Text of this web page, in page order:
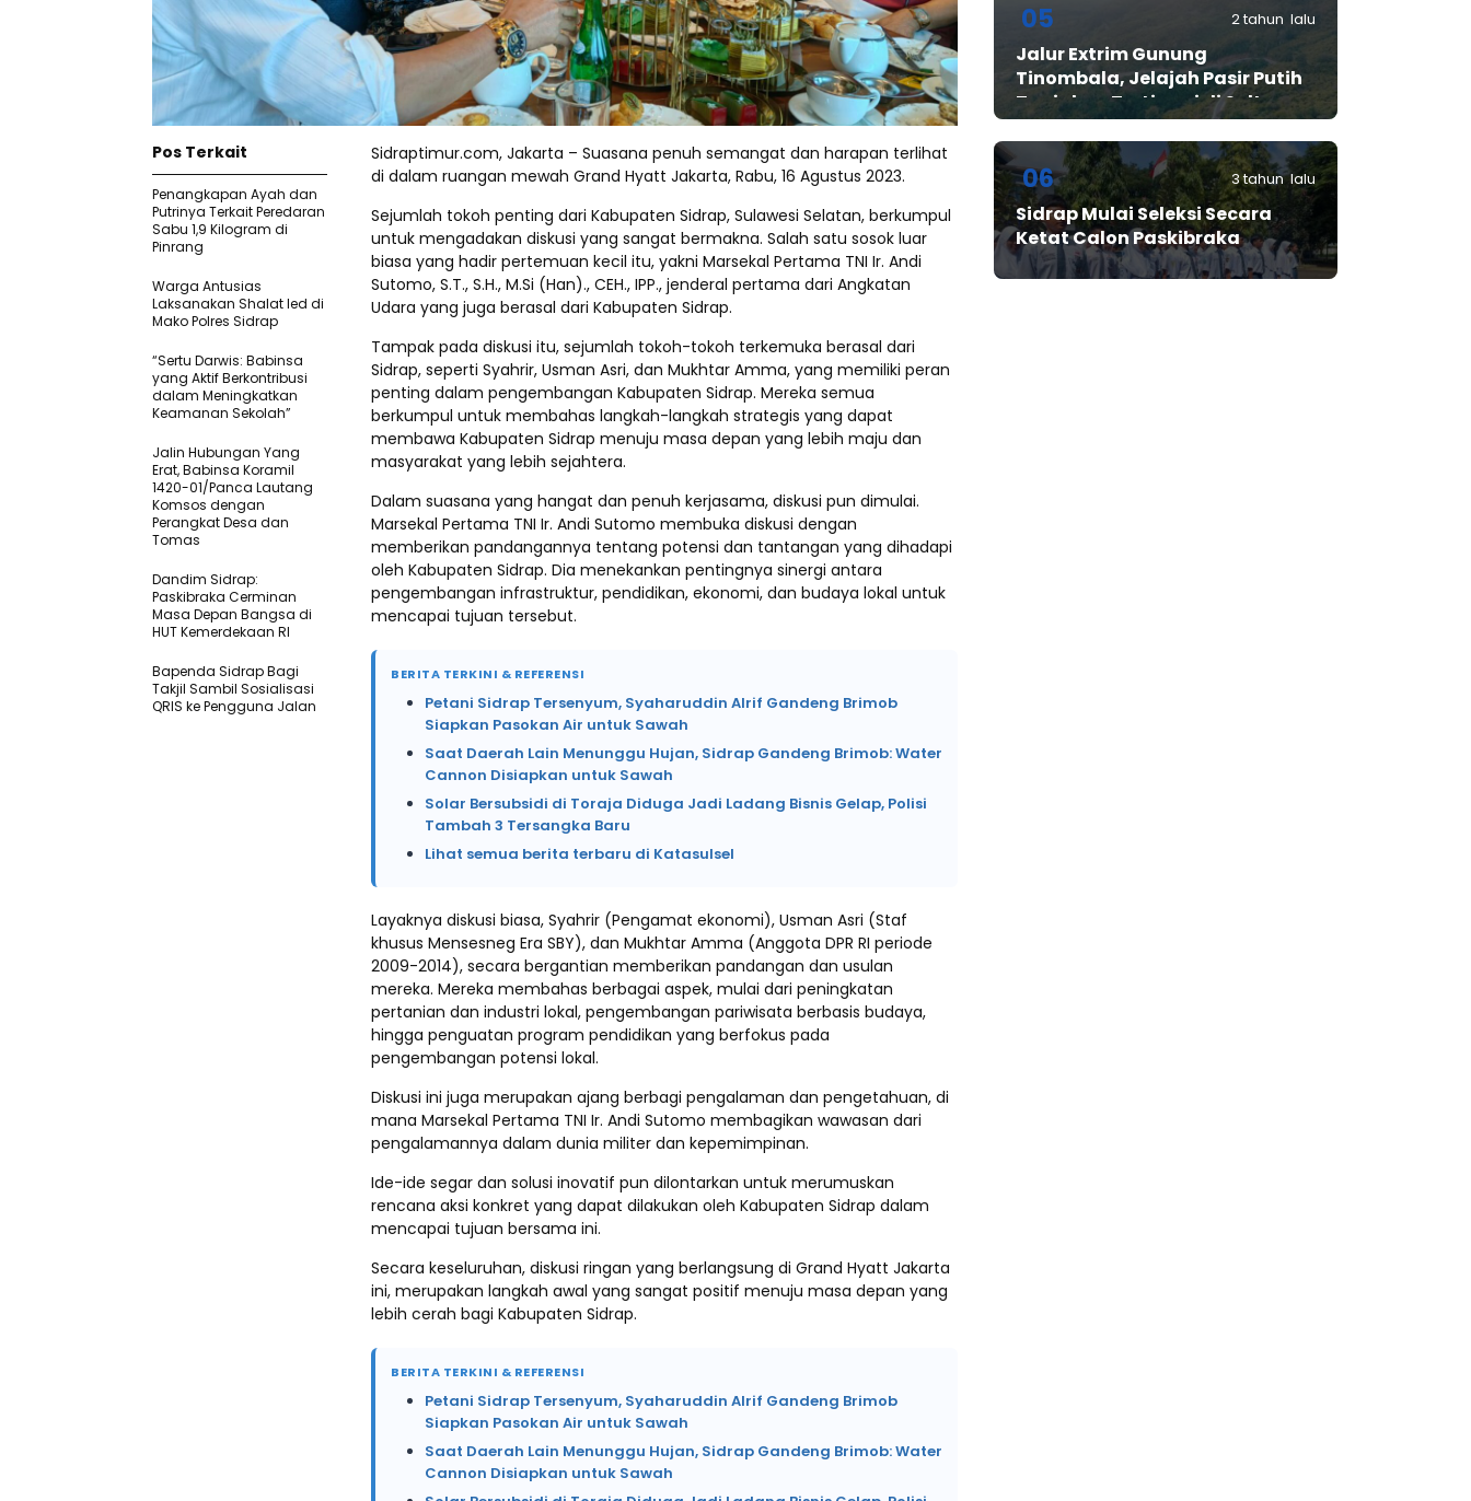
Sidraptimur.com, Jakarta – Suasana penuh semangat dan harapan terlihat
di dalam ruangan mewah Grand Hyatt Jakarta, Rabu, 16 Agustus 2023.
Sejumlah tokoh penting dari Kabupaten Sidrap, Sulawesi Selatan, berkumpul
untuk mengadakan diskusi yang sangat bermakna. Salah satu sosok luar
biasa yang hadir pertemuan kecil itu, yakni Marsekal Pertama TNI Ir. Andi
Sutomo, S.T., S.H., M.Si (Han)., CEH., IPP., jenderal pertama dari Angkatan
Udara yang juga berasal dari Kabupaten Sidrap.
Tampak pada diskusi itu, sejumlah tokoh-tokoh terkemuka berasal dari
Sidrap, seperti Syahrir, Usman Asri, dan Mukhtar Amma, yang memiliki peran
penting dalam pengembangan Kabupaten Sidrap. Mereka semua
berkumpul untuk membahas langkah-langkah strategis yang dapat
membawa Kabupaten Sidrap menuju masa depan yang lebih maju dan
masyarakat yang lebih sejahtera.
Dalam suasana yang hangat dan penuh kerjasama, diskusi pun dimulai.
Marsekal Pertama TNI Ir. Andi Sutomo membuka diskusi dengan
memberikan pandangannya tentang potensi dan tantangan yang dihadapi
oleh Kabupaten Sidrap. Dia menekankan pentingnya sinergi antara
pengembangan infrastruktur, pendidikan, ekonomi, dan budaya lokal untuk
mencapai tujuan tersebut.
BERITA TERKINI & REFERENSI
Petani Sidrap Tersenyum, Syaharuddin Alrif Gandeng Brimob
Siapkan Pasokan Air untuk Sawah
Saat Daerah Lain Menunggu Hujan, Sidrap Gandeng Brimob: Water
Cannon Disiapkan untuk Sawah
Solar Bersubsidi di Toraja Diduga Jadi Ladang Bisnis Gelap, Polisi
Tambah 3 Tersangka Baru
Lihat semua berita terbaru di Katasulsel
Layaknya diskusi biasa, Syahrir (Pengamat ekonomi), Usman Asri (Staf
khusus Mensesneg Era SBY), dan Mukhtar Amma (Anggota DPR RI periode
2009-2014), secara bergantian memberikan pandangan dan usulan
mereka. Mereka membahas berbagai aspek, mulai dari peningkatan
pertanian dan industri lokal, pengembangan pariwisata berbasis budaya,
hingga penguatan program pendidikan yang berfokus pada
pengembangan potensi lokal.
Diskusi ini juga merupakan ajang berbagi pengalaman dan pengetahuan, di
mana Marsekal Pertama TNI Ir. Andi Sutomo membagikan wawasan dari
pengalamannya dalam dunia militer dan kepemimpinan.
Ide-ide segar dan solusi inovatif pun dilontarkan untuk merumuskan
rencana aksi konkret yang dapat dilakukan oleh Kabupaten Sidrap dalam
mencapai tujuan bersama ini.
Secara keseluruhan, diskusi ringan yang berlangsung di Grand Hyatt Jakarta
ini, merupakan langkah awal yang sangat positif menuju masa depan yang
lebih cerah bagi Kabupaten Sidrap.
BERITA TERKINI & REFERENSI
Petani Sidrap Tersenyum, Syaharuddin Alrif Gandeng Brimob
Siapkan Pasokan Air untuk Sawah
Saat Daerah Lain Menunggu Hujan, Sidrap Gandeng Brimob: Water
Cannon Disiapkan untuk Sawah
Pos Terkait
Penangkapan Ayah dan
Putrinya Terkait Peredaran
Sabu 1,9 Kilogram di
Pinrang
Warga Antusias
Laksanakan Shalat Ied di
Mako Polres Sidrap
“Sertu Darwis: Babinsa
yang Aktif Berkontribusi
dalam Meningkatkan
Keamanan Sekolah”
Jalin Hubungan Yang
Erat, Babinsa Koramil
1420-01/Panca Lautang
Komsos dengan
Perangkat Desa dan
Tomas
Dandim Sidrap:
Paskibraka Cerminan
Masa Depan Bangsa di
HUT Kemerdekaan RI
Bapenda Sidrap Bagi
Takjil Sambil Sosialisasi
QRIS ke Pengguna Jalan
05 2 tahun lalu
Jalur Extrim Gunung
Tinombala, Jelajah Pasir Putih
Tanjakan Tertinggi di Sulteng
06 3 tahun lalu
Sidrap Mulai Seleksi Secara
Ketat Calon Paskibraka